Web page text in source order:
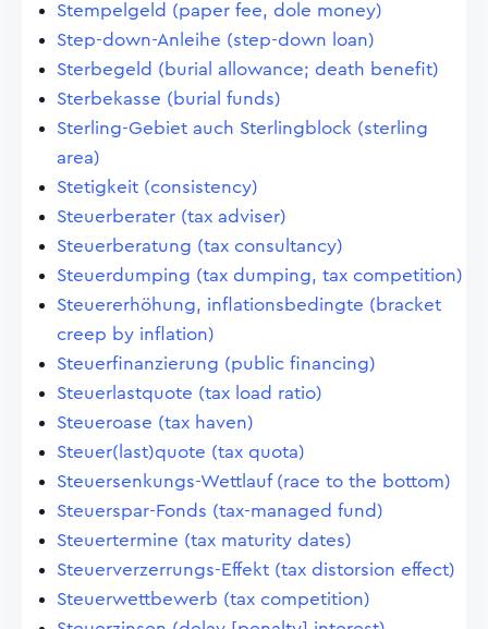
Stempelgeld (paper fee, dole money)
Step-down-Anleihe (step-down loan)
Sterbegeld (burial allowance; death benefit)
Sterbekasse (burial funds)
Sterling-Gebiet auch Sterlingblock (sterling
area)
Stetigkeit (consistency)
Steuerberater (tax adviser)
Steuerberatung (tax consultancy)
Steuerdumping (tax dumping, tax competition)
Steuererhöhung, inflationsbedingte (bracket
creep by inflation)
Steuerfinanzierung (public financing)
Steuerlastquote (tax load ratio)
Steueroase (tax haven)
Steuer(last)quote (tax quota)
Steuersenkungs-Wettlauf (race to the bottom)
Steuerspar-Fonds (tax-managed fund)
Steuertermine (tax maturity dates)
Steuerverzerrungs-Effekt (tax distorsion effect)
Steuerwettbewerb (tax competition)